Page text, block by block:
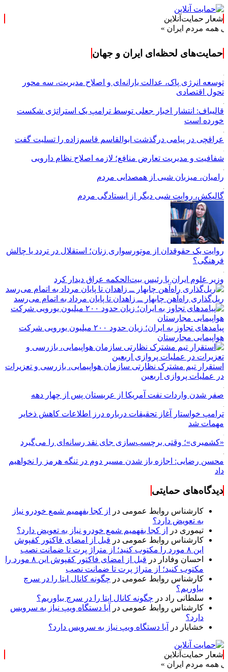
شعار حمایت‌آنلاین
ایران »
حمایت‌های لحظه‌ای ایران و جهان
توسعه انرژی پاک، عدالت یارانه‌ای و اصلاح مدیریت، سه محور
تحول اقتصادی
قالیباف: انتشار اخبار جعلی توسط ترامپ یک استراتژی شکست
خورده است
عراقچی در پیامی درگذشت ابوالقاسم قاسم‌زاده را تسلیت گفت
شفافیت و مدیریت تعارض منافع؛ لازمه اصلاح نظام دارویی
رامیان، میزبان شبی از همصدایی مردم
گالیکش، روایت شبی دیگر از ایستادگی مردم
روایت یک حقوقدان از موتورسواری زنان؛ استقلال در تردد یا چالش
فرهنگی؟
وزیر علوم ایران با رئیس بیت‌الحکمه عراق دیدار کرد
ریل‌گذاری راه‌آهن چابهار ــ زاهدان تا پایان مرداد به اتمام می‌رسد
پیامدهای تجاوز به ایران؛ زیان حدود ۲۰۰ میلیون یورویی شرکت
هواپیمایی مجارستان
استقرار تیم مشترک نظارتی سازمان هواپیمایی، بازرسی و تعزیرات
در عملیات پروازی اربعین
صفر شدن واردات نفت آمریکا از عربستان پس از چهار دهه
ترامپ خواستار آغاز تحقیقات درباره درز اطلاعات کاهش ذخایر
مهمات شد
«کشمیری»؛ وقتی برچسب‌سازی جای نقد رسانه‌ای را می‌گیرد
محسن رضایی: اجازه باز شدن مسیر دوم در تنگه هرمز را نخواهیم
داد
دیدگاه‌های حمایتی
کارشناس روابط عمومی در
از کجا بفهمیم شمع خودرو نیاز
به تعویض دارد؟
تیموری در
از کجا بفهمیم شمع خودرو نیاز به تعویض دارد؟
کارشناس روابط عمومی در قبل از امضای فاکتور کفپوش
این ۸ مورد را مکتوب کنید؛ از متراژ پرت تا ضمانت نصب
احسان وفادار در
قبل از امضای فاکتور کفپوش این ۸ مورد را
مکتوب کنید؛ از متراژ پرت تا ضمانت نصب
کارشناس روابط عمومی در چگونه کانال ایتا را در سرچ
بیاوریم؟
سلطانی راد در چگونه کانال ایتا را در سرچ بیاوریم؟
کارشناس روابط عمومی در
آیا دستگاه ویپ نیاز به سرویس
دارد؟
خشایار در آیا دستگاه ویپ نیاز به سرویس دارد؟
شعار حمایت‌آنلاین
ایران »